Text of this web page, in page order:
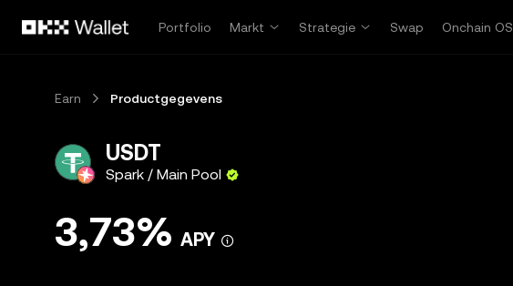
Portfolio
Markt Strategie Swap Onchain OS
Earn Productgegevens
USDT
Spark / Main Pool
3,73% APY